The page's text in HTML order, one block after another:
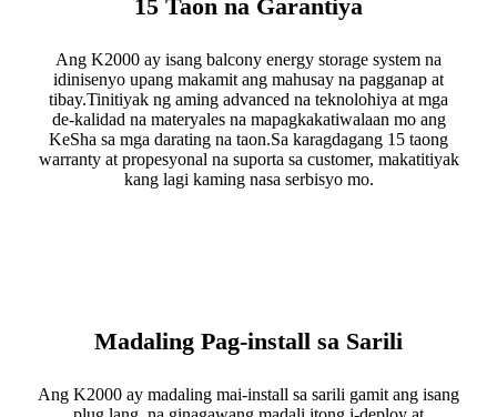
15 Taon na Garantiya
Ang K2000 ay isang balcony energy storage system na
idinisenyo upang makamit ang mahusay na pagganap at
tibay.Tinitiyak ng aming advanced na teknolohiya at mga
de-kalidad na materyales na mapagkakatiwalaan mo ang
KeSha sa mga darating na taon.Sa karagdagang 15 taong
warranty at propesyonal na suporta sa customer, makatitiyak
kang lagi kaming nasa serbisyo mo.
Madaling Pag-install sa Sarili
Ang K2000 ay madaling mai-install sa sarili gamit ang isang